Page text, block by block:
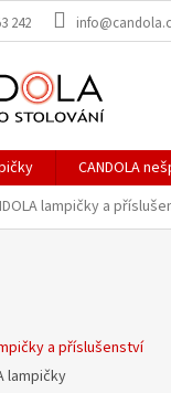
242
CANDOLA
lampičky a
a příslušenství
lampičky